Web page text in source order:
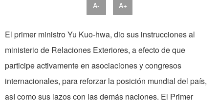
A- A+
El primer ministro Yu Kuo-hwa, dio sus instrucciones al
ministerio de Relaciones Exteriores, a efecto de que
participe activamente en asociaciones y congresos
internacionales, para reforzar la posición mundial del país,
así como sus lazos con las demás naciones. El Primer